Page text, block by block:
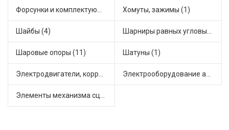
Форсунки и комплектующие (1) Хомуты, зажимы (1)
Шайбы (4) Шарниры равных угловых скоростей, приводные валы (13)
Шаровые опоры (11) Шатуны (1)
Электродвигатели, корректоры и приводы автомобильн (31) Электрооборудование автомобилей (13)
Элементы механизма сцепления (44)